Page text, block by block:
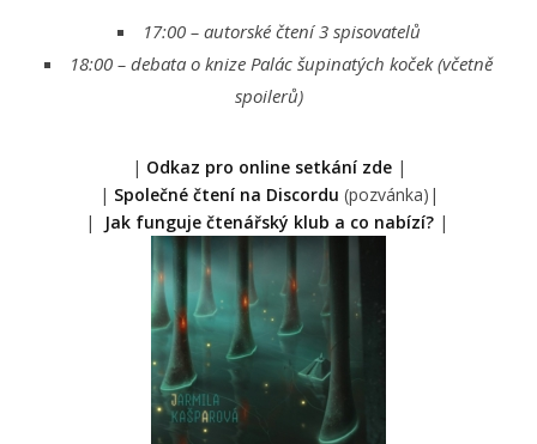
17:00 – autorské čtení 3 spisovatelů
18:00 – debata o knize Palác šupinatých koček (včetně
spoilerů)
| Odkaz pro online setkání zde|
| Společné čtení na Discordu (pozvánka)|
|
Jak funguje čtenářský klub a co nabízí?|